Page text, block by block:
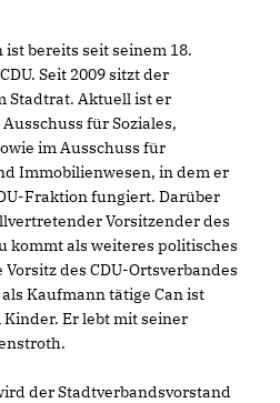
bereits seit seinem 18.
Seit 2009 sitzt der
Stadtrat. Aktuell ist er
für Soziales,
im Ausschuss für
Immobilienwesen, in dem er
Fraktion fungiert. Darüber
Vorsitzender des
kommt als weiteres politisches
des CDU-Ortsverbandes
Kaufmann tätige Can ist
Er lebt mit seiner
der Stadtverbandsvorstand